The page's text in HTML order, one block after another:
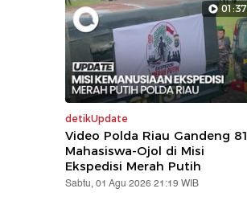
01:37
detikUpdate
Video Polda Riau Gandeng 81
Mahasiswa-Ojol di Misi
Ekspedisi Merah Putih
Sabtu, 01 Agu 2026 21:19 WIB